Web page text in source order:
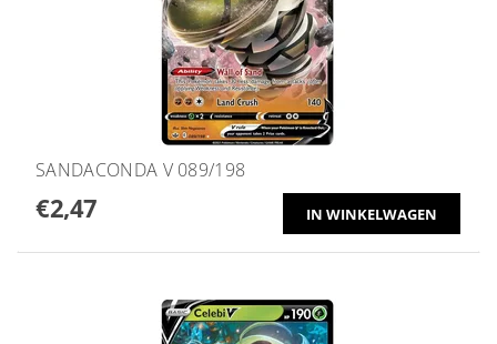
SANDACONDA V 089/198
€2,47